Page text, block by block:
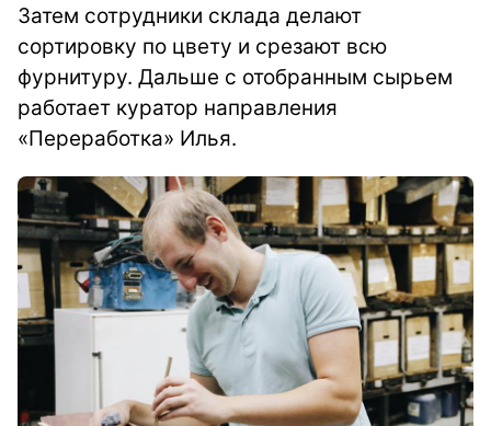
Затем сотрудники склада делают
сортировку по цвету и срезают всю
фурнитуру. Дальше с отобранным сырьем
работает куратор направления
«Переработка» Илья.